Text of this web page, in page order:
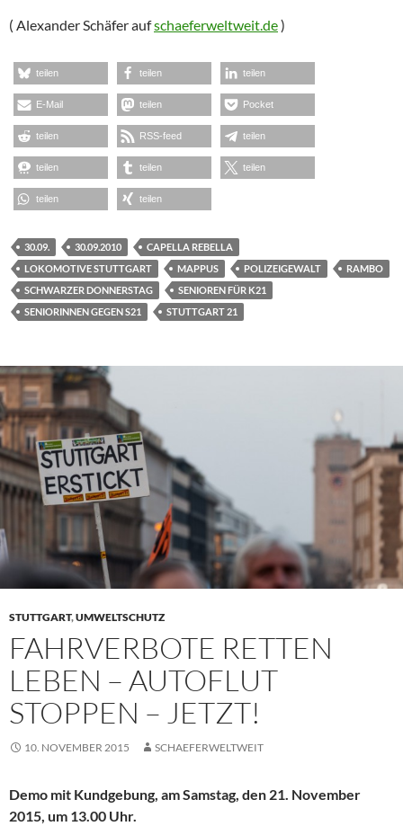
( Alexander Schäfer aufschaeferweltweit.de)
teilen teilen teilen
E-Mail teilen Pocket
teilen RSS-feed teilen
teilen teilen teilen
teilen teilen
30.09. 30.09.2010
CAPELLA REBELLA
LOKOMOTIVE STUTTGART
MAPPUS POLIZEIGEWALT
RAMBO
SCHWARZER DONNERSTAG
SENIOREN FÜR K21
SENIORINNEN GEGEN S21
STUTTGART 21
STUTTGART,UMWELTSCHUTZ
FAHRVERBOTE RETTEN
LEBEN – AUTOFLUT
STOPPEN – JETZT!
10. NOVEMBER 2015 SCHAEFERWELTWEIT
Demo mit Kundgebung, am Samstag, den 21. November
2015, um 13.00 Uhr.